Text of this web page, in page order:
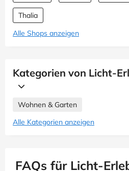
Thalia
Alle Shops anzeigen
Kategorien von Licht-
Wohnen & Garten
Alle Kategorien anzeigen
FAQs für Licht-